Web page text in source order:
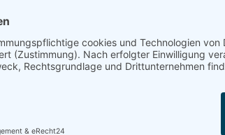
Spenden
Mitglied werden